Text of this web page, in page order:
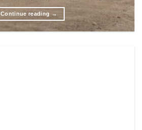
Continue reading →